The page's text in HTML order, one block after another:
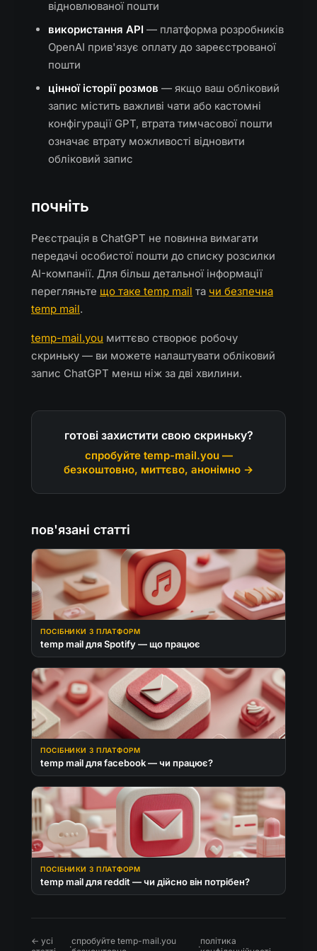
відновлюваної пошти
використання API — платформа розробників
OpenAI прив'язує оплату до зареєстрованої
пошти
цінної історії розмов — якщо ваш обліковий
запис містить важливі чати або кастомні
конфігурації GPT, втрата тимчасової пошти
означає втрату можливості відновити
обліковий запис
почніть
Реєстрація в ChatGPT не повинна вимагати
передачі особистої пошти до списку розсилки
AI-компанії. Для більш детальної інформації
перегляньте що таке temp mail та чи безпечна
temp mail.
temp-mail.you миттєво створює робочу
скриньку — ви можете налаштувати обліковий
запис ChatGPT менш ніж за дві хвилини.
готові захистити свою скриньку?
спробуйте temp-mail.you —
безкоштовно, миттєво, анонімно →
пов'язані статті
ПОСІБНИКИ З ПЛАТФОРМ
temp mail для Spotify — що працює
ПОСІБНИКИ З ПЛАТФОРМ
temp mail для facebook — чи працює?
ПОСІБНИКИ З ПЛАТФОРМ
temp mail для reddit — чи дійсно він потрібен?
← усі
·спробуйте temp-mail.you
·політика